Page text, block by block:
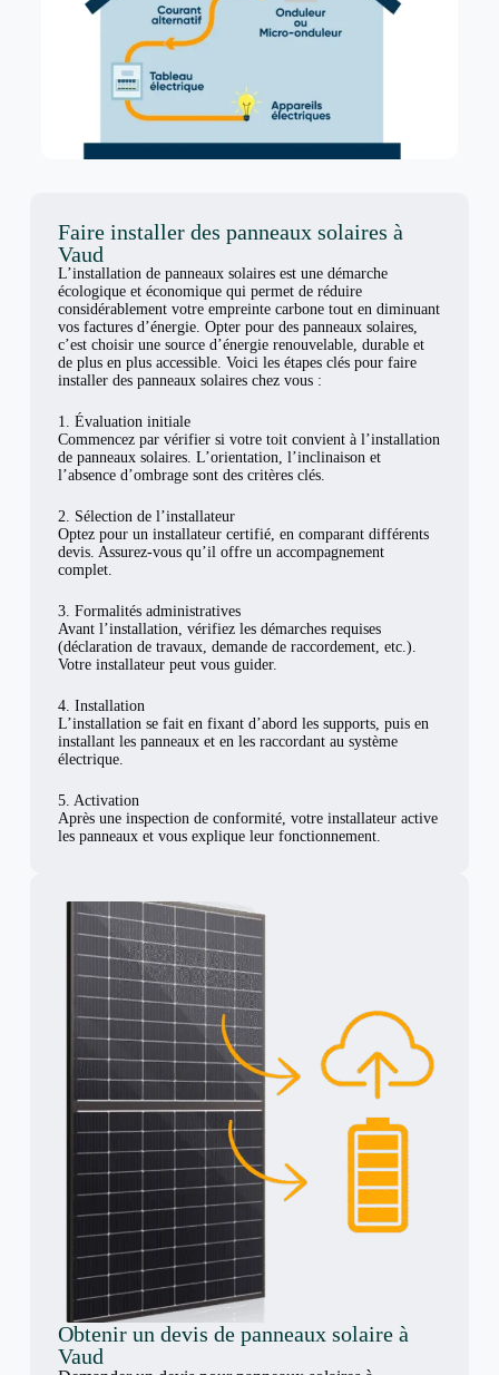
Faire installer des panneaux solaires à
Vaud
L’installation de panneaux solaires est une démarche
écologique et économique qui permet de réduire
considérablement votre empreinte carbone tout en diminuant
vos factures d’énergie. Opter pour des panneaux solaires,
c’est choisir une source d’énergie renouvelable, durable et
de plus en plus accessible. Voici les étapes clés pour faire
installer des panneaux solaires chez vous :
1. Évaluation initiale
Commencez par vérifier si votre toit convient à l’installation
de panneaux solaires. L’orientation, l’inclinaison et
l’absence d’ombrage sont des critères clés.
2. Sélection de l’installateur
Optez pour un installateur certifié, en comparant différents
devis. Assurez-vous qu’il offre un accompagnement
complet.
3. Formalités administratives
Avant l’installation, vérifiez les démarches requises
(déclaration de travaux, demande de raccordement, etc.).
Votre installateur peut vous guider.
4. Installation
L’installation se fait en fixant d’abord les supports, puis en
installant les panneaux et en les raccordant au système
électrique.
5. Activation
Après une inspection de conformité, votre installateur active
les panneaux et vous explique leur fonctionnement.
Obtenir un devis de panneaux solaire à
Vaud